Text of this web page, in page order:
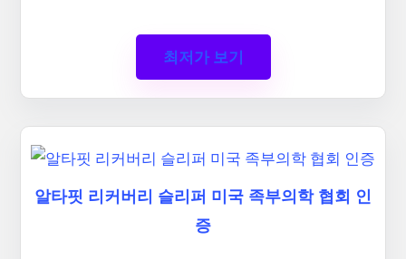
최저가 보기
알타핏 리커버리 슬리퍼 미국 족부의학 협회 인
증